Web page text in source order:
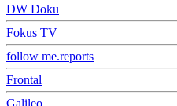
DW Doku
Fokus TV
follow me.reports
Frontal
Galileo